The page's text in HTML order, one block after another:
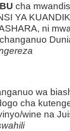
cha
YA
ni
wa
cha
wine na